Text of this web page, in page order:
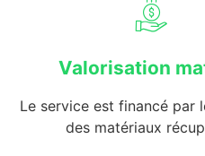
Valorisation
Le service est financé par
des matériaux